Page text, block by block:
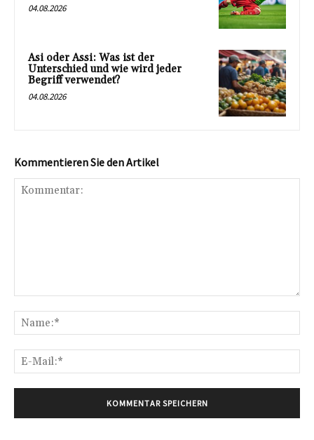
04.08.2026
Asi oder Assi: Was ist der
Unterschied und wie wird jeder
Begriff verwendet?
04.08.2026
Kommentieren Sie den Artikel